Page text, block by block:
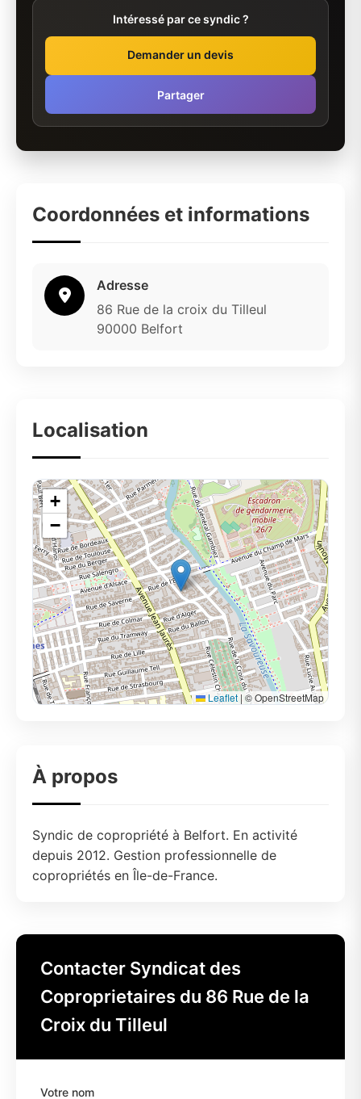
Intéressé par ce syndic ?
Demander un devis
Partager
Coordonnées et informations
Adresse
86 Rue de la croix du Tilleul
90000 Belfort
Localisation
+
−
Leaflet | © OpenStreetMap
À propos
Syndic de copropriété à Belfort. En activité
depuis 2012. Gestion professionnelle de
copropriétés en Île-de-France.
Contacter Syndicat des
Coproprietaires du 86 Rue de la
Croix du Tilleul
Votre nom